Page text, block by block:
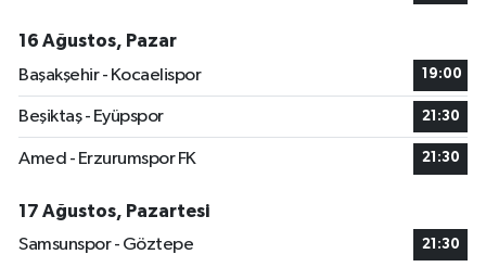
16 Ağustos, Pazar
Başakşehir - Kocaelispor
19:00
Beşiktaş - Eyüpspor 21:30
Amed - Erzurumspor FK 21:30
17 Ağustos, Pazartesi
Samsunspor - Göztepe
21:30